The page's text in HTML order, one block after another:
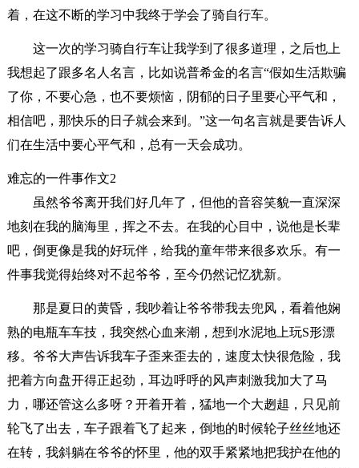
着，在这不断的学习中我终于学会了骑自行车。
这一次的学习骑自行车让我学到了很多道理，之后也上
我想起了跟多名人名言，比如说普希金的名言“假如生活欺骗
了你，不要心急，也不要烦恼，阴郁的日子里要心平气和，
相信吧，那快乐的日子就会来到。”这一句名言就是要告诉人
们在生活中要心平气和，总有一天会成功。
难忘的一件事作文2
虽然爷爷离开我们好几年了，但他的音容笑貌一直深深
地刻在我的脑海里，挥之不去。在我的心目中，说他是长辈
吧，倒更像是我的好玩伴，给我的童年带来很多欢乐。有一
件事我觉得始终对不起爷爷，至今仍然记忆犹新。
那是夏日的黄昏，我吵着让爷爷带我去兜风，看着他娴
熟的电瓶车车技，我突然心血来潮，想到水泥地上玩S形漂
移。爷爷大声告诉我车子歪来歪去的，速度太快很危险，我
把着方向盘开得正起劲，耳边呼呼的风声刺激我加大了马
力，哪还管这么多呀？开着开着，猛地一个大趔趄，只见前
轮飞了出去，车子跟着飞了起来，倒地的时候轮子丝丝地还
在转，我斜躺在爷爷的怀里，他的双手紧紧地把我护在他的